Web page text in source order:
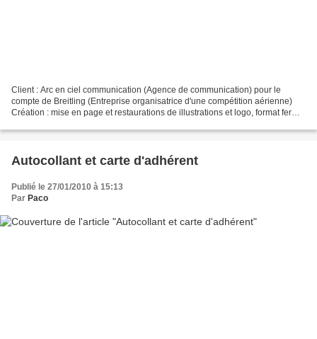
Client : Arc en ciel communication (Agence de communication) pour le
compte de Breitling (Entreprise organisatrice d'une compétition aérienne)
Création : mise en page et restaurations de illustrations et logo, format fermé
Autocollant et carte d'adhérent
Publié le 27/01/2010 à 15:13
Par Paco